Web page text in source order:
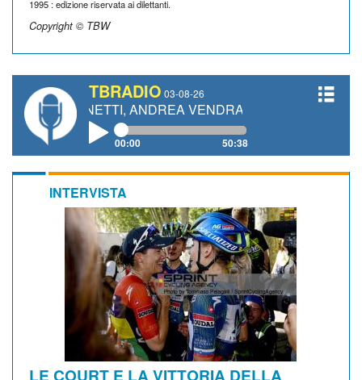
1995 : edizione riservata ai dilettanti.
Copyright © TBW
TBRADIO 03-08-26
GIANETTI, ANDREA VENDRAME, FILIPPO FIORELLI
00:00 50:38
INTERVISTA
LE COURT E LA VITTORIA DELLA